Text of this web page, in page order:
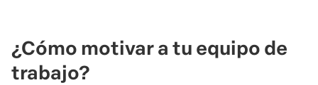
¿Cómo motivar a tu equipo de
trabajo?